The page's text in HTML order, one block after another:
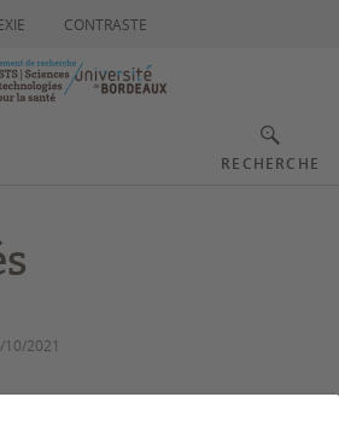
CONTRASTE
RECHERCHE
10/2021